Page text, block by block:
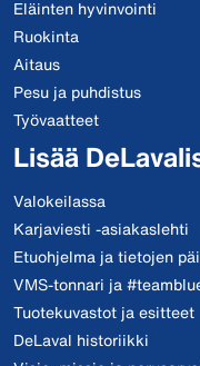
Eläinten hyvinvointi
Ruokinta
Aitaus
Pesu ja puhdistus
Työvaatteet
Lisää
Valokeilassa
Karjaviesti -asiakaslehti
Etuohjelma ja tietojen
VMS-tonnari ja
Tuotekuvastot ja esitteet
DeLaval historiikki